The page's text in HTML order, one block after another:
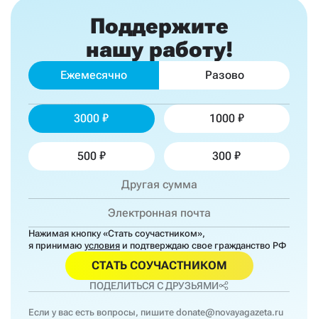
Поддержите
нашу работу!
Ежемесячно Разово
3000 1000
500 300
Нажимая кнопку «Стать соучастником»,
я принимаю условия и подтверждаю свое гражданство РФ
СТАТЬ СОУЧАСТНИКОМ
ПОДЕЛИТЬСЯ С ДРУЗЬЯМИ
Если у вас есть вопросы, пишите donate@novayagazeta.ru